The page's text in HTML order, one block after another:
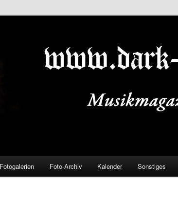
Fotogalerien Foto-Archiv Kalender Sonstiges